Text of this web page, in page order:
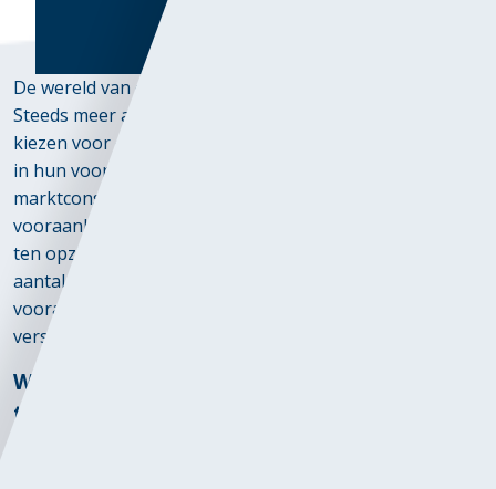
De wereld van overheidsaanbestedingen verandert snel.
Steeds meer aanbestedende diensten in Nederland
kiezen voor een transparante en marktgerichte aanpak
in hun voorbereiding. Uit recente cijfers blijkt dat
marktconsultaties en voorbereidende publicaties zoals
vooraankondigingen in 2024 met 20% zijn toegenomen
ten opzichte van voorgaande jaren. Bovendien is het
aantal aankondigingen van vrijwillige transparantie
vooraf vervijfvoudigd, wat een fundamentele
verschuiving in het aanbestedingslandschap markeert.
Waarom deze groei in marktconsultaties en
transparantie?